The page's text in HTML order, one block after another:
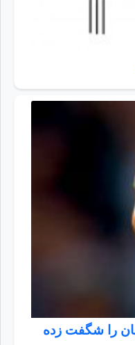
را شگفت زده